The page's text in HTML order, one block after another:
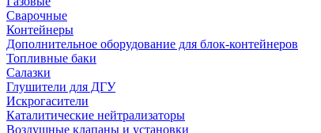
Сварочные
Контейнеры
Дополнительное оборудование для блок-контейнеров
Топливные баки
Салазки
Глушители для ДГУ
Искрогасители
Каталитические нейтрализаторы
Воздушные клапаны и установки